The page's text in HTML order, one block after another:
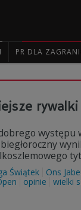
PR DLA
Świątek Ons
opinie wielki